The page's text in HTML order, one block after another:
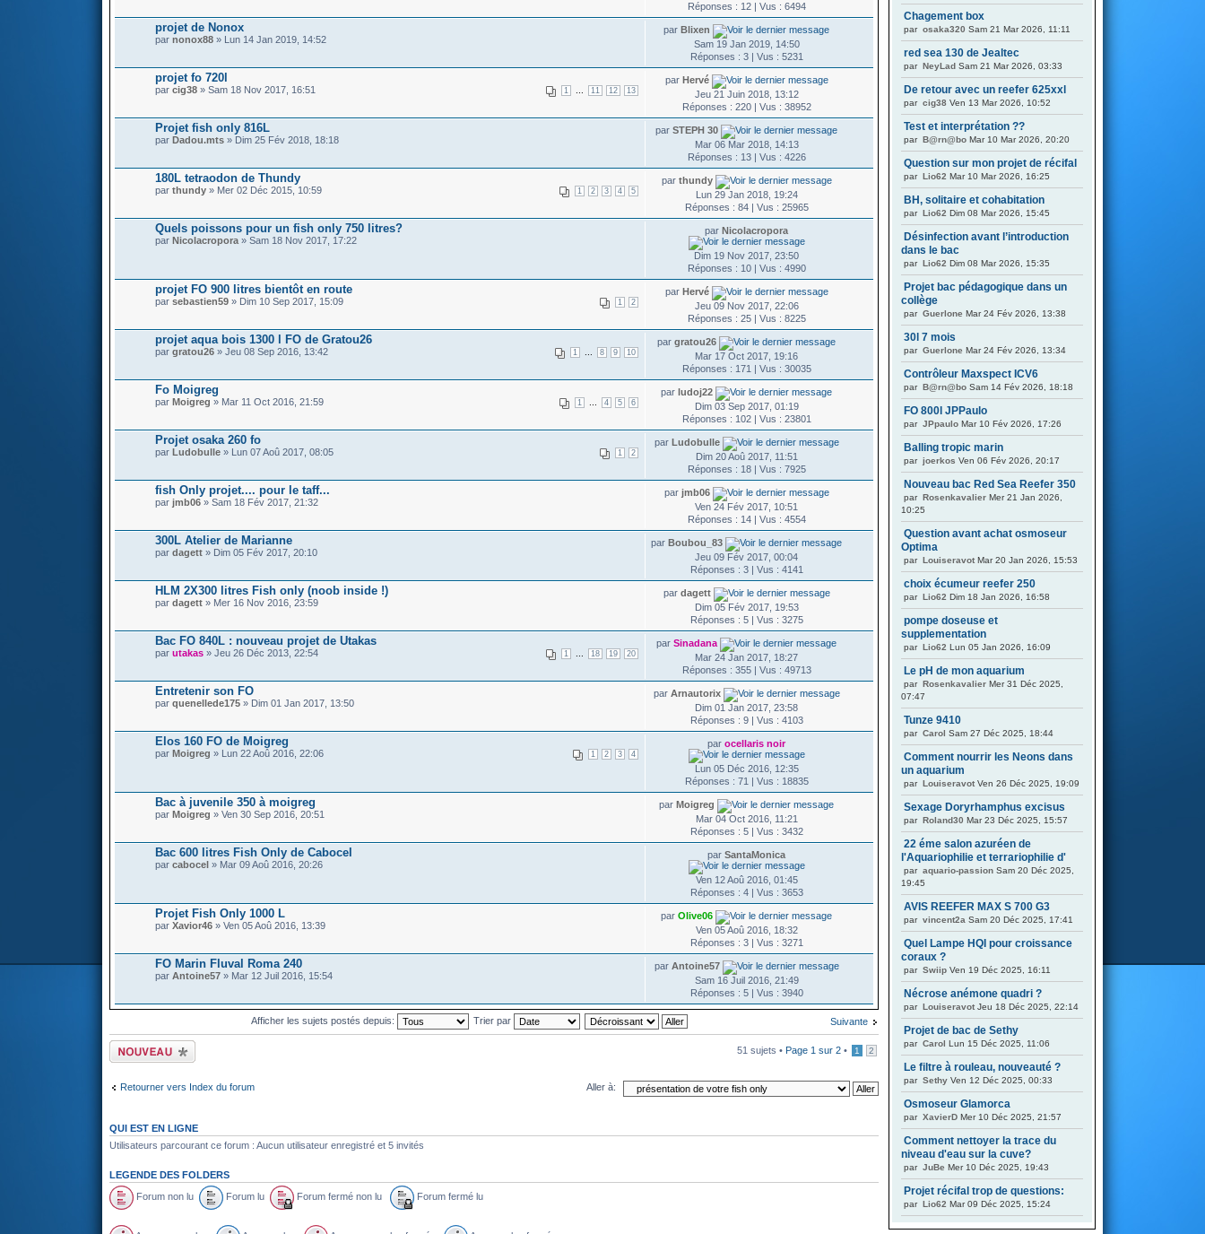
Réponses : 12 | Vus : 6494
projet de Nonox
par nonox88 » Lun 14 Jan 2019, 14:52
parBlixen
Sam 19 Jan 2019, 14:50
Réponses : 3 | Vus : 5231
projet fo 720l
1 11 12 13
par cig38 » Sam 18 Nov 2017, 16:51
par Hervé
Jeu 21 Juin 2018, 13:12
Réponses : 220 | Vus : 38952
Projet fish only 816L
par Dadou.mts » Dim 25 Fév 2018, 18:18
parSTEPH 30
Mar 06 Mar 2018, 14:13
Réponses : 13 | Vus : 4226
180L tetraodon de Thundy
1 2 3 4 5
par thundy » Mer 02 Déc 2015, 10:59
par thundy
Lun 29 Jan 2018, 19:24
Réponses : 84 | Vus : 25965
Quels poissons pour un fish only 750 litres?
par Nicolacropora » Sam 18 Nov 2017, 17:22
parNicolacropora
Dim 19 Nov 2017, 23:50
Réponses : 10 | Vus : 4990
projet FO 900 litres bientôt en route
1 2
par sebastien59 » Dim 10 Sep 2017, 15:09
par Hervé
Jeu 09 Nov 2017, 22:06
Réponses : 25 | Vus : 8225
projet aqua bois 1300 l FO de Gratou26
1 8 9 10
par gratou26 » Jeu 08 Sep 2016, 13:42
pargratou26
Mar 17 Oct 2017, 19:16
Réponses : 171 | Vus : 30035
Fo Moigreg
1 4 5 6
par Moigreg » Mar 11 Oct 2016, 21:59
parludoj22
Dim 03 Sep 2017, 01:19
Réponses : 102 | Vus : 23801
Projet osaka 260 fo
1 2
par Ludobulle » Lun 07 Aoû 2017, 08:05
par Ludobulle
Dim 20 Aoû 2017, 11:51
Réponses : 18 | Vus : 7925
fish Only projet.... pour le taff...
par jmb06 » Sam 18 Fév 2017, 21:32
par jmb06
Ven 24 Fév 2017, 10:51
Réponses : 14 | Vus : 4554
300L Atelier de Marianne
par dagett » Dim 05 Fév 2017, 20:10
parBoubou_83
Jeu 09 Fév 2017, 00:04
Réponses : 3 | Vus : 4141
HLM 2X300 litres Fish only (noob inside !)
par dagett » Mer 16 Nov 2016, 23:59
par dagett
Dim 05 Fév 2017, 19:53
Réponses : 5 | Vus : 3275
Bac FO 840L : nouveau projet de Utakas
1 18 19 20
par utakas » Jeu 26 Déc 2013, 22:54
parSinadana
Mar 24 Jan 2017, 18:27
Réponses : 355 | Vus : 49713
Entretenir son FO
par quenellede175 » Dim 01 Jan 2017, 13:50
par Arnautorix
Dim 01 Jan 2017, 23:58
Réponses : 9 | Vus : 4103
Elos 160 FO de Moigreg
1 2 3 4
par Moigreg » Lun 22 Aoû 2016, 22:06
parocellaris noir
Lun 05 Déc 2016, 12:35
Réponses : 71 | Vus : 18835
Bac à juvenile 350 à moigreg
par Moigreg » Ven 30 Sep 2016, 20:51
parMoigreg
Mar 04 Oct 2016, 11:21
Réponses : 5 | Vus : 3432
Bac 600 litres Fish Only de Cabocel
par cabocel » Mar 09 Aoû 2016, 20:26
parSantaMonica
Ven 12 Aoû 2016, 01:45
Réponses : 4 | Vus : 3653
Projet Fish Only 1000 L
par Xavior46 » Ven 05 Aoû 2016, 13:39
parOlive06
Ven 05 Aoû 2016, 18:32
Réponses : 3 | Vus : 3271
FO Marin Fluval Roma 240
par Antoine57 » Mar 12 Juil 2016, 15:54
par Antoine57
Sam 16 Juil 2016, 21:49
Réponses : 5 | Vus : 3940
Suivante
Afficher les sujets postés depuis: Trier par
Écrire un nouveau
sujet
51 sujets • Page 1 sur 2 • 1 2
Retourner vers Index du forum Aller à:
QUI EST EN LIGNE
Utilisateurs parcourant ce forum : Aucun utilisateur enregistré et 5 invités
LEGENDE DES FOLDERS
Forum non lu Forum lu Forum fermé non lu Forum fermé lu
Chagement box
par osaka320 Sam 21 Mar 2026, 11:11
red sea 130 de Jealtec
par NeyLad Sam 21 Mar 2026, 03:33
De retour avec un reefer 625xxl
par cig38 Ven 13 Mar 2026, 10:52
Test et interprétation ??
par B@rn@bo Mar 10 Mar 2026, 20:20
Question sur mon projet de récifal
par Lio62 Mar 10 Mar 2026, 16:25
BH, solitaire et cohabitation
par Lio62 Dim 08 Mar 2026, 15:45
Désinfection avant l’introduction
dans le bac
par Lio62 Dim 08 Mar 2026, 15:35
Projet bac pédagogique dans un
collège
par Guerlone Mar 24 Fév 2026, 13:38
30l 7 mois
par Guerlone Mar 24 Fév 2026, 13:34
Contrôleur Maxspect ICV6
par B@rn@bo Sam 14 Fév 2026, 18:18
FO 800l JPPaulo
par JPpaulo Mar 10 Fév 2026, 17:26
Balling tropic marin
par joerkos Ven 06 Fév 2026, 20:17
Nouveau bac Red Sea Reefer 350
par Rosenkavalier Mer 21 Jan 2026,
10:25
Question avant achat osmoseur
Optima
par Louiseravot Mar 20 Jan 2026, 15:53
choix écumeur reefer 250
par Lio62 Dim 18 Jan 2026, 16:58
pompe doseuse et
supplementation
par Lio62 Lun 05 Jan 2026, 16:09
Le pH de mon aquarium
par Rosenkavalier Mer 31 Déc 2025,
07:47
Tunze 9410
par Carol Sam 27 Déc 2025, 18:44
Comment nourrir les Neons dans
un aquarium
par Louiseravot Ven 26 Déc 2025, 19:09
Sexage Doryrhamphus excisus
par Roland30 Mar 23 Déc 2025, 15:57
22 éme salon azuréen de
l'Aquariophilie et terrariophilie d'
par aquario-passion Sam 20 Déc 2025,
19:45
AVIS REEFER MAX S 700 G3
par vincent2a Sam 20 Déc 2025, 17:41
Quel Lampe HQI pour croissance
coraux ?
par Swiip Ven 19 Déc 2025, 16:11
Nécrose anémone quadri ?
par Louiseravot Jeu 18 Déc 2025, 22:14
Projet de bac de Sethy
par Carol Lun 15 Déc 2025, 11:06
Le filtre à rouleau, nouveauté ?
par Sethy Ven 12 Déc 2025, 00:33
Osmoseur Glamorca
par XavierD Mer 10 Déc 2025, 21:57
Comment nettoyer la trace du
niveau d'eau sur la cuve?
par JuBe Mer 10 Déc 2025, 19:43
Projet récifal trop de questions:
par Lio62 Mar 09 Déc 2025, 15:24